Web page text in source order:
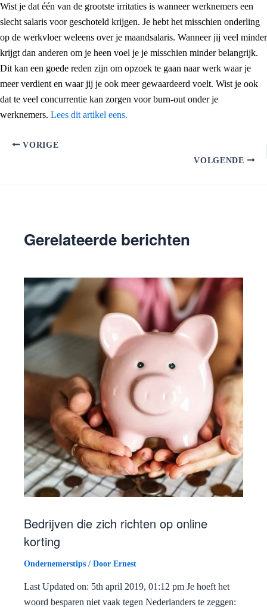
Wist je dat één van de grootste irritaties is wanneer werknemers een
slecht salaris voor geschoteld krijgen. Je hebt het misschien onderling
op de werkvloer weleens over je maandsalaris. Wanneer jij veel minder
krijgt dan anderen om je heen voel je je misschien minder belangrijk.
Dit kan een goede reden zijn om opzoek te gaan naar werk waar je
meer verdient en waar jij je ook meer gewaardeerd voelt. Wist je ook
dat te veel concurrentie kan zorgen voor burn-out onder je
werknemers. Lees dit artikel eens.
VORIGE
VOLGENDE
Gerelateerde berichten
Bedrijven die zich richten op online
korting
Ondernemerstips / Door Ernest
Last Updated on: 5th april 2019, 01:12 pm Je hoeft het
woord besparen niet vaak tegen Nederlanders te zeggen: